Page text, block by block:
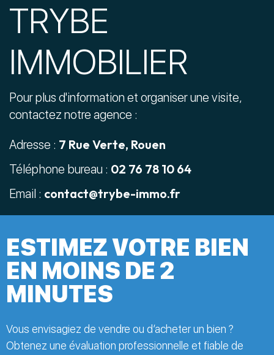
TRYBE
IMMOBILIER
Pour plus d'information et organiser une visite,
contactez notre agence :
Adresse : 7 Rue Verte, Rouen
Téléphone bureau : 02 76 78 10 64
Email : contact@trybe-immo.fr
ESTIMEZ VOTRE BIEN
EN MOINS DE 2
MINUTES
Vous envisagiez de vendre ou d’acheter un bien ?
Obtenez une évaluation professionnelle et fiable de